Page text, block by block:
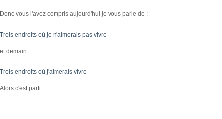
Donc vous l'avez compris aujourd'hui je vous parle de :
Trois endroits où je n'aimerais pas vivre
et demain :
Trois endroits où j'aimerais vivre
Alors c'est parti